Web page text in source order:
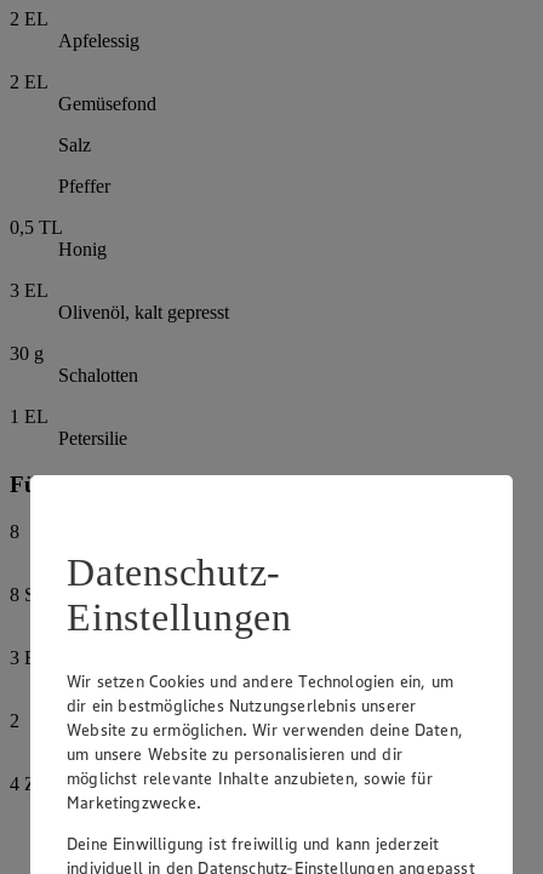
2 EL
Apfelessig
2 EL
Gemüsefond
Salz
Pfeffer
0,5 TL
Honig
3 EL
Olivenöl, kalt gepresst
30 g
Schalotten
1 EL
Petersilie
Für die gebratenen Ziegenfrischkäsetaler:
8
8 Scheiben
Serrano-Schinken
3 EL
Olivenöl, kalt gepresst
2
Knoblauchzehen
4 Zweige
Thymian
Pfeffer
Datenschutz-
Einstellungen
Wir setzen Cookies und andere Technologien ein, um
dir ein bestmögliches Nutzungserlebnis unserer
Website zu ermöglichen. Wir verwenden deine Daten,
um unsere Website zu personalisieren und dir
möglichst relevante Inhalte anzubieten, sowie für
Marketingzwecke.
Deine Einwilligung ist freiwillig und kann jederzeit
individuell in den Datenschutz-Einstellungen angepasst